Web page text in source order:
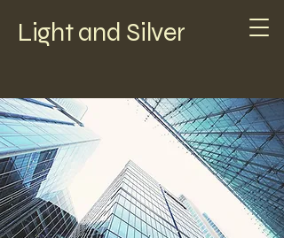
Light and Silver